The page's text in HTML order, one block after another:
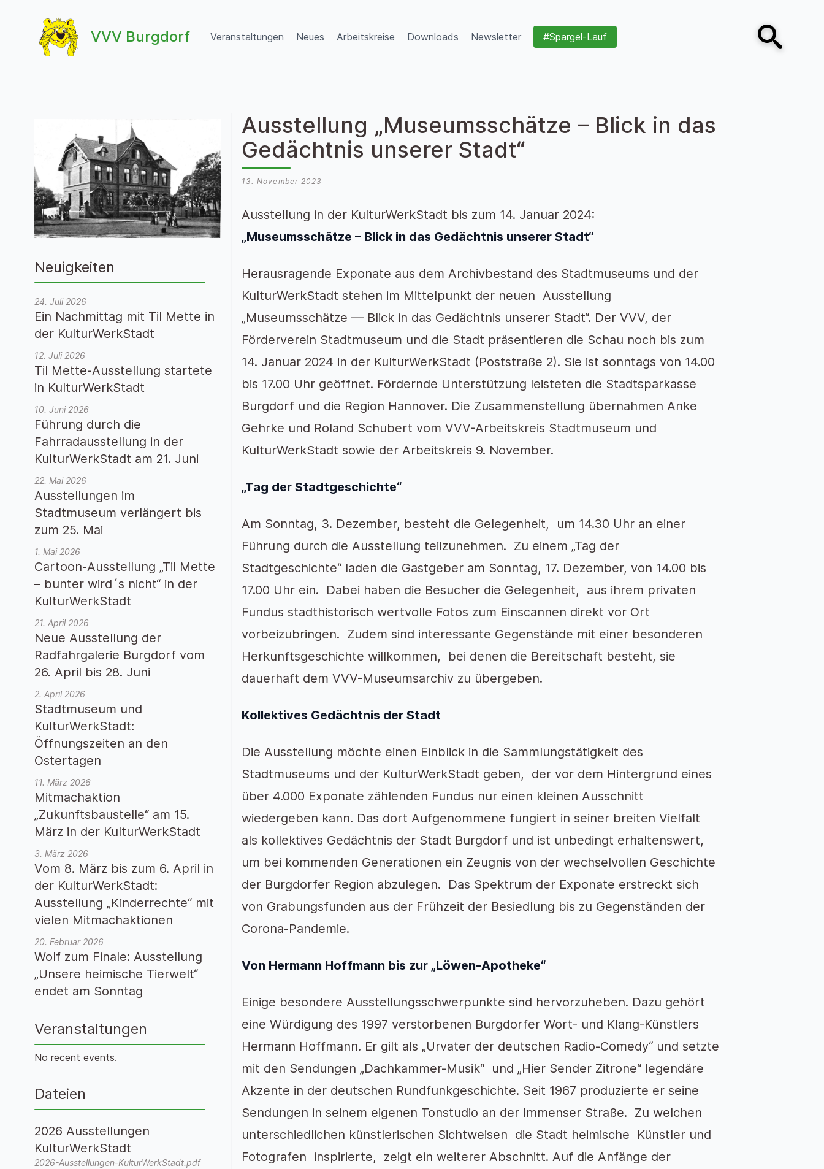
VVV Burgdorf
VVV Burgdorf
Veranstaltungen Neues Arbeitskreise Downloads Newsletter #Spargel-Lauf
Open search
Ausstellung „Museumsschätze – Blick in das
Gedächtnis unserer Stadt“
13. November 2023
Ausstellung in der KulturWerkStadt bis zum 14. Januar 2024:
„Museumsschätze – Blick in das Gedächtnis unserer Stadt“
Herausragende Exponate aus dem Archivbestand des Stadtmuseums und der
KulturWerkStadt stehen im Mittelpunkt der neuen Ausstellung
„Museumsschätze — Blick in das Gedächtnis unserer Stadt“. Der VVV, der
Förderverein Stadtmuseum und die Stadt präsentieren die Schau noch bis zum
14. Januar 2024 in der KulturWerkStadt (Poststraße 2). Sie ist sonntags von 14.00
bis 17.00 Uhr geöffnet. Fördernde Unterstützung leisteten die Stadtsparkasse
Burgdorf und die Region Hannover. Die Zusammenstellung übernahmen Anke
Gehrke und Roland Schubert vom VVV-Arbeitskreis Stadtmuseum und
KulturWerkStadt sowie der Arbeitskreis 9. November.
„Tag der Stadtgeschichte“
Am Sonntag, 3. Dezember, besteht die Gelegenheit, um 14.30 Uhr an einer
Führung durch die Ausstellung teilzunehmen. Zu einem „Tag der
Stadtgeschichte“ laden die Gastgeber am Sonntag, 17. Dezember, von 14.00 bis
17.00 Uhr ein. Dabei haben die Besucher die Gelegenheit, aus ihrem privaten
Fundus stadthistorisch wertvolle Fotos zum Einscannen direkt vor Ort
vorbeizubringen. Zudem sind interessante Gegenstände mit einer besonderen
Herkunftsgeschichte willkommen, bei denen die Bereitschaft besteht, sie
dauerhaft dem VVV-Museumsarchiv zu übergeben.
Kollektives Gedächtnis der Stadt
Die Ausstellung möchte einen Einblick in die Sammlungstätigkeit des
Stadtmuseums und der KulturWerkStadt geben, der vor dem Hintergrund eines
über 4.000 Exponate zählenden Fundus nur einen kleinen Ausschnitt
wiedergeben kann. Das dort Aufgenommene fungiert in seiner breiten Vielfalt
als kollektives Gedächtnis der Stadt Burgdorf und ist unbedingt erhaltenswert,
um bei kommenden Generationen ein Zeugnis von der wechselvollen Geschichte
der Burgdorfer Region abzulegen. Das Spektrum der Exponate erstreckt sich
von Grabungsfunden aus der Frühzeit der Besiedlung bis zu Gegenständen der
Corona-Pandemie.
Von Hermann Hoffmann bis zur „Löwen-Apotheke“
Einige besondere Ausstellungsschwerpunkte sind hervorzuheben. Dazu gehört
eine Würdigung des 1997 verstorbenen Burgdorfer Wort- und Klang-Künstlers
Hermann Hoffmann. Er gilt als „Urvater der deutschen Radio-Comedy“ und setzte
mit den Sendungen „Dachkammer-Musik“ und „Hier Sender Zitrone“ legendäre
Akzente in der deutschen Rundfunkgeschichte. Seit 1967 produzierte er seine
Sendungen in seinem eigenen Tonstudio an der Immenser Straße. Zu welchen
unterschiedlichen künstlerischen Sichtweisen die Stadt heimische Künstler und
Fotografen inspirierte, zeigt ein weiterer Abschnitt. Auf die Anfänge der
Neuigkeiten
24. Juli 2026
Ein Nachmittag mit Til Mette in
der KulturWerkStadt
12. Juli 2026
Til Mette-Ausstellung startete
in KulturWerkStadt
10. Juni 2026
Führung durch die
Fahrradausstellung in der
KulturWerkStadt am 21. Juni
22. Mai 2026
Ausstellungen im
Stadtmuseum verlängert bis
zum 25. Mai
1. Mai 2026
Cartoon-Ausstellung „Til Mette
– bunter wird´s nicht“ in der
KulturWerkStadt
21. April 2026
Neue Ausstellung der
Radfahrgalerie Burgdorf vom
26. April bis 28. Juni
2. April 2026
Stadtmuseum und
KulturWerkStadt:
Öffnungszeiten an den
Ostertagen
11. März 2026
Mitmachaktion
„Zukunftsbaustelle“ am 15.
März in der KulturWerkStadt
3. März 2026
Vom 8. März bis zum 6. April in
der KulturWerkStadt:
Ausstellung „Kinderrechte“ mit
vielen Mitmachaktionen
20. Februar 2026
Wolf zum Finale: Ausstellung
„Unsere heimische Tierwelt“
endet am Sonntag
Veranstaltungen
No recent events.
Dateien
2026 Ausstellungen
KulturWerkStadt
2026-Ausstellungen-KulturWerkStadt.pdf